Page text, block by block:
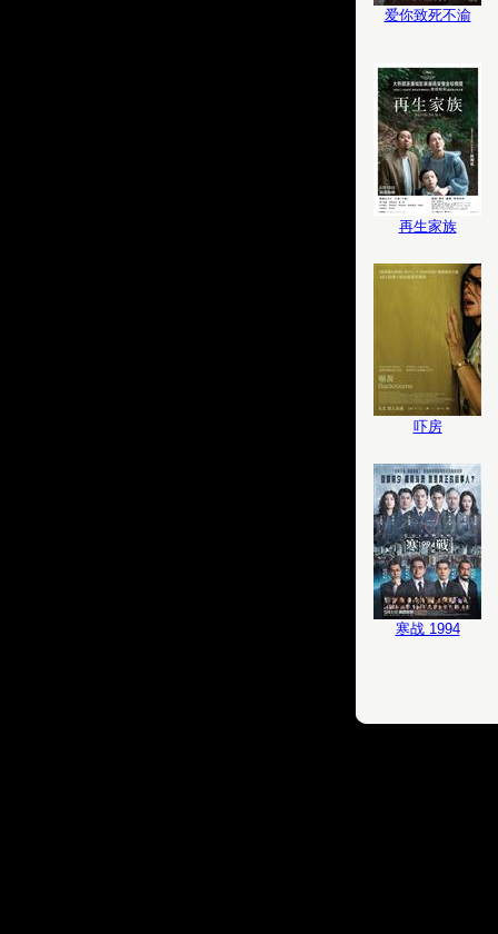
爱你致死不渝
再生家族
吓房
寒战 1994